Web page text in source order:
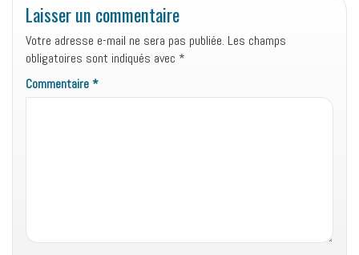
Laisser un commentaire
Votre adresse e-mail ne sera pas publiée. Les champs
obligatoires sont indiqués avec *
Commentaire*